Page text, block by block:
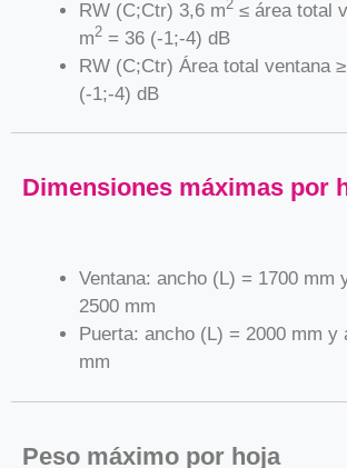
RW (C;Ctr) 3,6 m2 ≤ área total
m2 = 36 (-1;-4) dB
RW (C;Ctr) Área total ventana
(-1;-4) dB
Dimensiones máximas por
Ventana: ancho (L) = 1700 mm
2500 mm
Puerta: ancho (L) = 2000 mm y
mm
Peso máximo por hoja